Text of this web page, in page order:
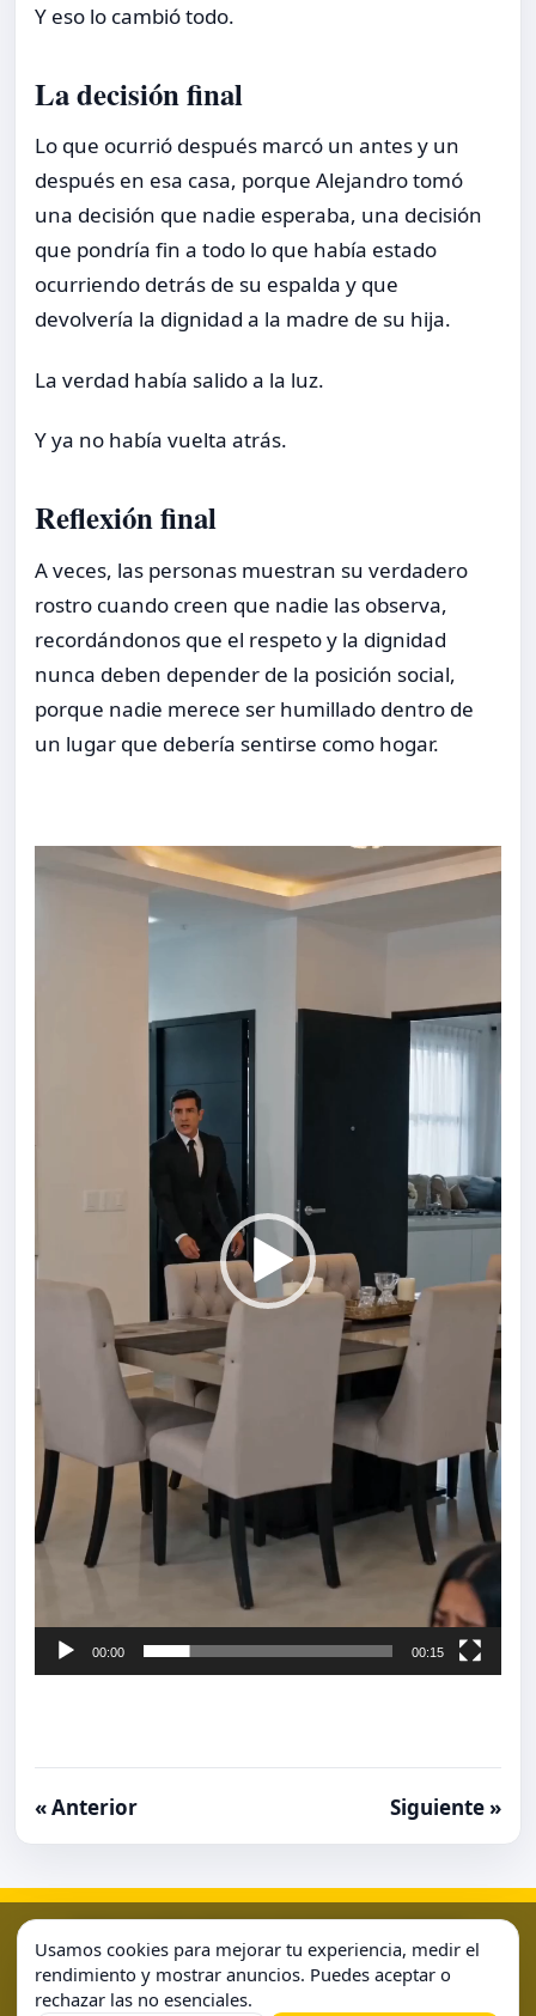
Y eso lo cambió todo.
La decisión final
Lo que ocurrió después marcó un antes y un
después en esa casa, porque Alejandro tomó
una decisión que nadie esperaba, una decisión
que pondría fin a todo lo que había estado
ocurriendo detrás de su espalda y que
devolvería la dignidad a la madre de su hija.
La verdad había salido a la luz.
Y ya no había vuelta atrás.
Reflexión final
A veces, las personas muestran su verdadero
rostro cuando creen que nadie las observa,
recordándonos que el respeto y la dignidad
nunca deben depender de la posición social,
porque nadie merece ser humillado dentro de
un lugar que debería sentirse como hogar.
00:00 00:15
« Anterior Siguiente »
Política de CookiesPolítica de PrivacidadSample Page
Sample Page
Usamos cookies para mejorar tu experiencia, medir el
rendimiento y mostrar anuncios. Puedes aceptar o
rechazar las no esenciales.